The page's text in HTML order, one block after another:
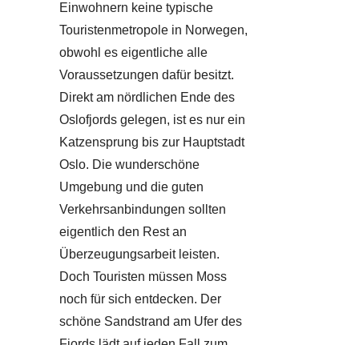
Einwohnern keine typische
Touristenmetropole in Norwegen,
obwohl es eigentliche alle
Voraussetzungen dafür besitzt.
Direkt am nördlichen Ende des
Oslofjords gelegen, ist es nur ein
Katzensprung bis zur Hauptstadt
Oslo. Die wunderschöne
Umgebung und die guten
Verkehrsanbindungen sollten
eigentlich den Rest an
Überzeugungsarbeit leisten.
Doch Touristen müssen Moss
noch für sich entdecken. Der
schöne Sandstrand am Ufer des